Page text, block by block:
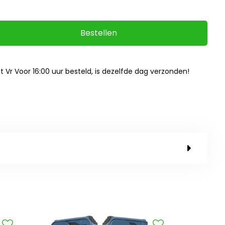
Bestellen
Vr Voor 16:00 uur besteld, is dezelfde dag verzonden!